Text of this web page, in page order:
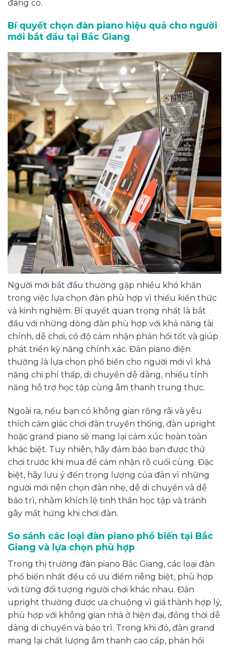
đáng có.
Bí quyết chọn đàn piano hiệu quả cho người
mới bắt đầu tại Bắc Giang
Người mới bắt đầu thường gặp nhiều khó khăn
trong việc lựa chọn đàn phù hợp vì thiếu kiến thức
và kinh nghiệm. Bí quyết quan trọng nhất là bắt
đầu với những dòng đàn phù hợp với khả năng tài
chính, dễ chơi, có độ cảm nhận phản hồi tốt và giúp
phát triển kỹ năng chính xác. Đàn piano điện
thường là lựa chọn phổ biến cho người mới vì khả
năng chi phí thấp, di chuyển dễ dàng, nhiều tính
năng hỗ trợ học tập cùng âm thanh trung thực.
Ngoài ra, nếu bạn có không gian rộng rãi và yêu
thích cảm giác chơi đàn truyền thống, đàn upright
hoặc grand piano sẽ mang lại cảm xúc hoàn toàn
khác biệt. Tuy nhiên, hãy đảm bảo bạn được thử
chơi trước khi mua để cảm nhận rõ cuối cùng. Đặc
biệt, hãy lưu ý đến trọng lượng của đàn vì những
người mới nên chọn đàn nhẹ, dễ di chuyển và dễ
bảo trì, nhằm khích lệ tinh thần học tập và tránh
gây mất hứng khi chơi đàn.
So sánh các loại đàn piano phổ biến tại Bắc
Giang và lựa chọn phù hợp
Trong thị trường đàn piano Bắc Giang, các loại đàn
phổ biến nhất đều có ưu điểm riêng biệt, phù hợp
với từng đối tượng người chơi khác nhau. Đàn
upright thường được ưa chuộng vì giá thành hợp lý,
phù hợp với không gian nhà ở hiện đại, đồng thời dễ
dàng di chuyển và bảo trì. Trong khi đó, đàn grand
mang lại chất lượng âm thanh cao cấp, phản hồi